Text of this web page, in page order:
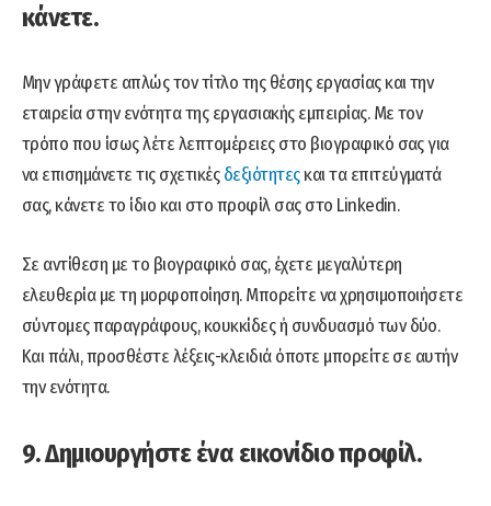
κάνετε.
Μην γράφετε απλώς τον τίτλο της θέσης εργασίας και την
εταιρεία στην ενότητα της εργασιακής εμπειρίας. Με τον
τρόπο που ίσως λέτε λεπτομέρειες στο βιογραφικό σας για
να επισημάνετε τις σχετικέςδεξιότητεςκαι τα επιτεύγματά
σας, κάνετε το ίδιο και στο προφίλ σας στο Linkedin.
Σε αντίθεση με το βιογραφικό σας, έχετε μεγαλύτερη
ελευθερία με τη μορφοποίηση. Μπορείτε να χρησιμοποιήσετε
σύντομες παραγράφους, κουκκίδες ή συνδυασμό των δύο.
Και πάλι, προσθέστε λέξεις-κλειδιά όποτε μπορείτε σε αυτήν
την ενότητα.
9. Δημιουργήστε ένα εικονίδιο προφίλ.